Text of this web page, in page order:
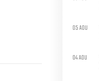
05 AOU
04 AOU